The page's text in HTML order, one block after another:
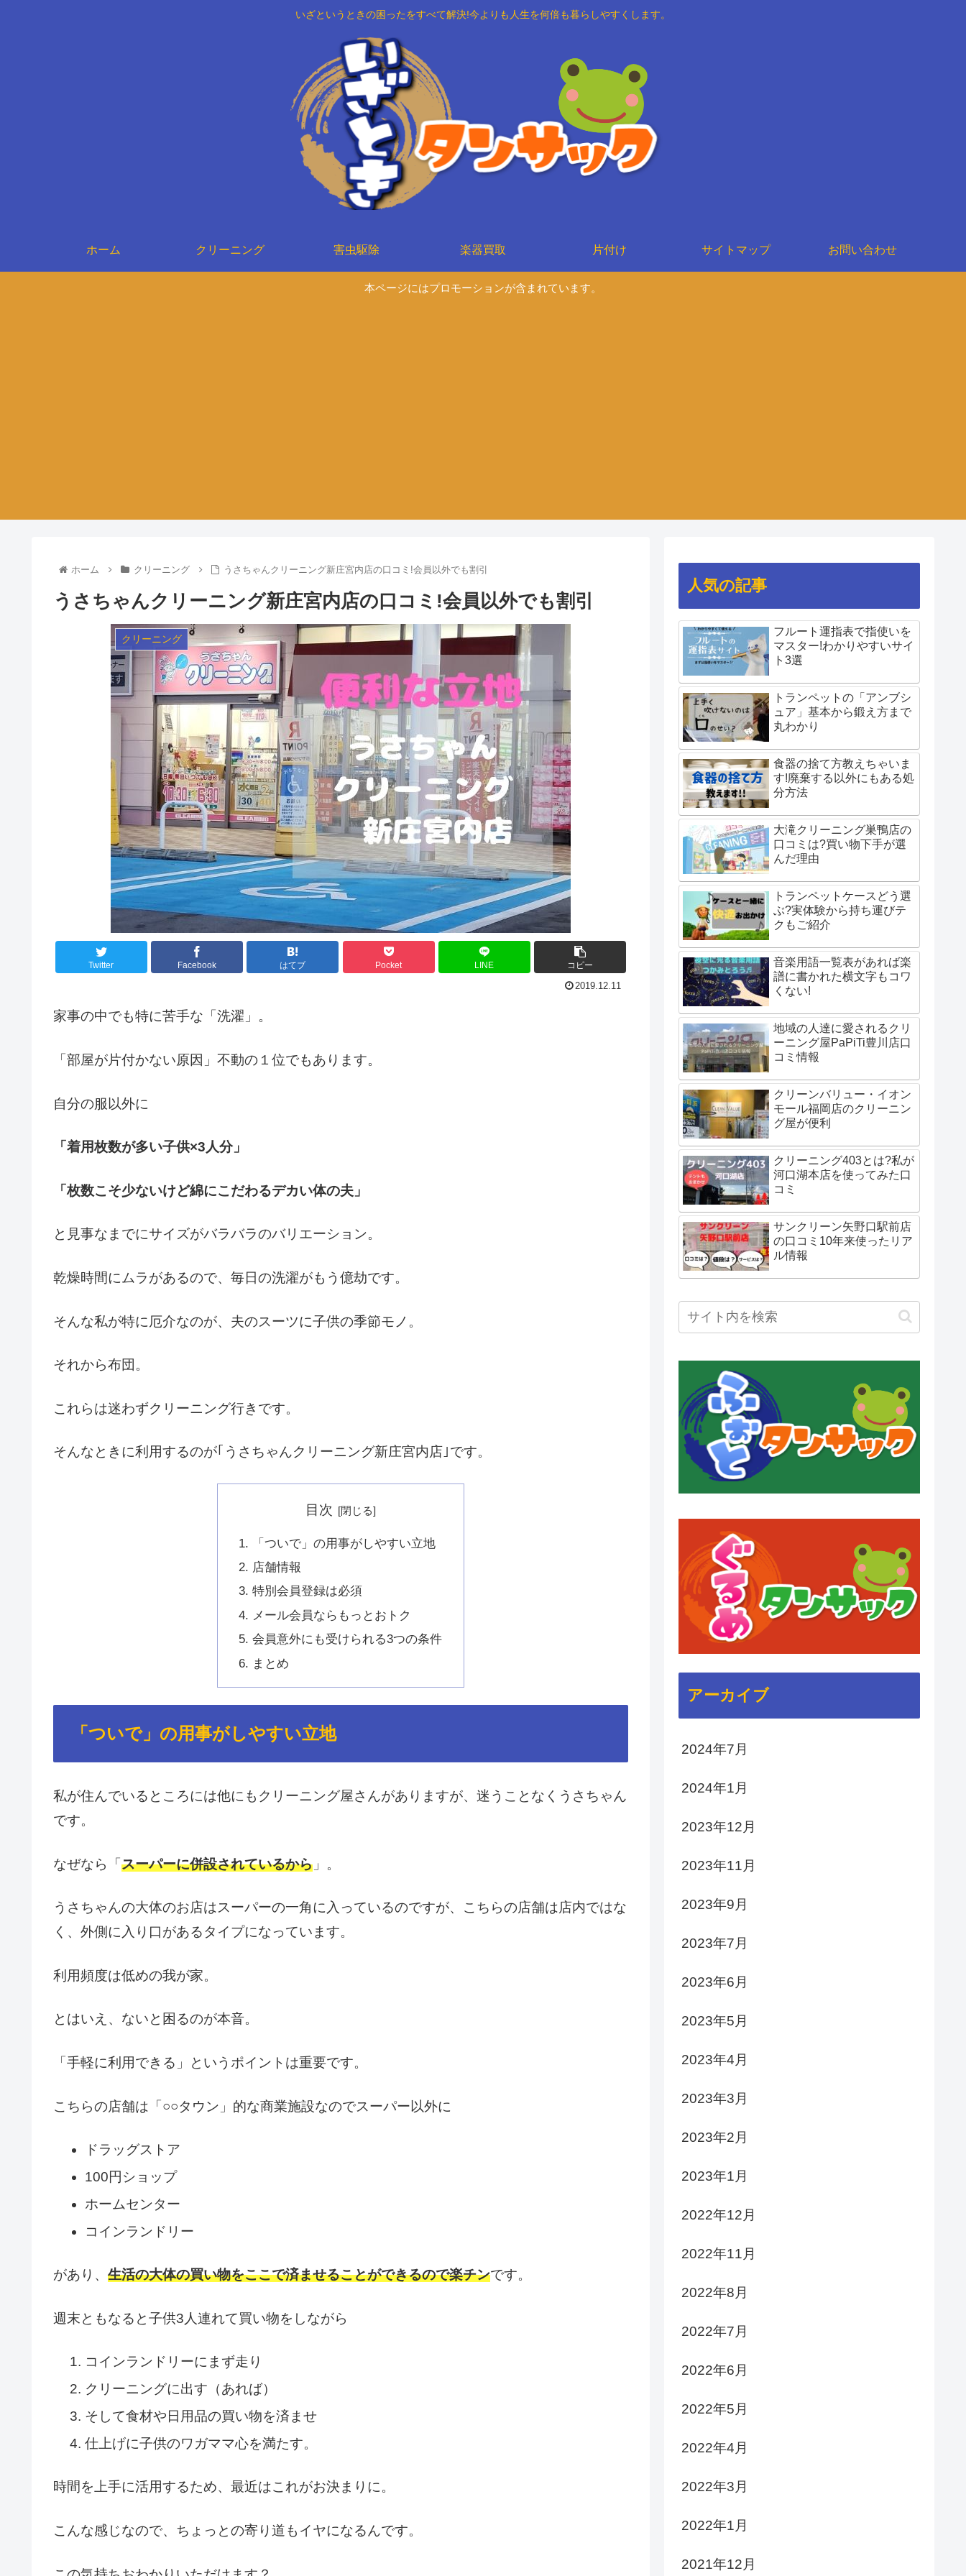
いざというときの困ったをすべて解決!今よりも人生を何倍も暮らしやすくします。
ホーム クリーニング 害虫駆除 楽器買取 片付け サイトマップ お問い合わせ
本ページにはプロモーションが含まれています。
ホーム クリーニング うさちゃんクリーニング新庄宮内店の口コミ!会員以外でも割引
うさちゃんクリーニング新庄宮内店の口コミ!会員以外でも割引
クリーニング
Twitter Facebook はてブ Pocket LINE コピー
2019.12.11
家事の中でも特に苦手な「洗濯」。
「部屋が片付かない原因」不動の１位でもあります。
自分の服以外に
「 着用枚数が多い子供×3人分」
「枚数こそ少ないけど綿にこだわるデカい体の夫」
と見事なまでにサイズがバラバラのバリエーション。
乾燥時間にムラがあるので、毎日の洗濯がもう億劫です。
そんな私が特に厄介なのが、夫のスーツに子供の季節モノ。
それから布団。
これらは迷わずクリーニング行きです。
そんなときに利用するのが｢うさちゃんクリーニング新庄宮内店｣です。
目次
「ついで」の用事がしやすい立地
店舗情報
特別会員登録は必須
メール会員ならもっとおトク
会員意外にも受けられる3つの条件
まとめ
「ついで」の用事がしやすい立地
私が住んでいるところには他にもクリーニング屋さんがありますが、迷うことなくうさちゃん
です。
なぜなら「スーパーに併設されているから 」。
うさちゃんの大体のお店はスーパーの一角に入っているのですが、こちらの店舗は店内ではな
く、外側に入り口があるタイプになっています。
利用頻度は低めの我が家。
とはいえ、ないと困るのが本音。
「手軽に利用できる」というポイントは重要です。
こちらの店舗は「○○タウン」的な商業施設なのでスーパー以外に
ドラッグストア
100円ショップ
ホームセンター
コインランドリー
があり、 生活の大体の買い物をここで済ませることができるので楽チンです。
週末ともなると子供3人連れて買い物をしながら
コインランドリーにまず走り
クリーニングに出す（あれば）
そして食材や日用品の買い物を済ませ
仕上げに子供のワガママ心を満たす。
時間を上手に活用するため、最近はこれがお決まりに。
こんな感じなので、ちょっとの寄り道もイヤになるんです。
人気の記事
フルート運指表で指使いを
マスター!わかりやすいサイ
ト3選
トランペットの「アンブシ
ュア」基本から鍛え方まで
丸わかり
食器の捨て方教えちゃいま
す!廃棄する以外にもある処
分方法
大滝クリーニング巣鴨店の
口コミは?買い物下手が選
んだ理由
トランペットケースどう選
ぶ?実体験から持ち運びテ
クもご紹介
音楽用語一覧表があれば楽
譜に書かれた横文字もコワ
くない!
地域の人達に愛されるクリ
ーニング屋PaPiTi豊川店口
コミ情報
クリーンバリュー・イオン
モール福岡店のクリーニン
グ屋が便利
クリーニング403とは?私が
河口湖本店を使ってみた口
コミ
サンクリーン矢野口駅前店
の口コミ10年来使ったリア
ル情報
アーカイブ
2024年7月
2024年1月
2023年12月
2023年11月
2023年9月
2023年7月
2023年6月
2023年5月
2023年4月
2023年3月
2023年2月
2023年1月
2022年12月
2022年11月
2022年8月
2022年7月
2022年6月
2022年5月
2022年4月
2022年3月
2022年1月
2021年12月